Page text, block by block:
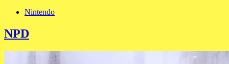
Nintendo
NPD